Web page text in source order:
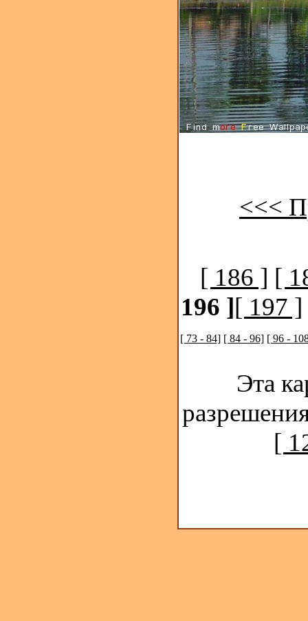
<<<
[ 186 ] [
196 ][ 197 ]
[ 73 - 84] [ 84 - 96] [ 96 -
Эта
[